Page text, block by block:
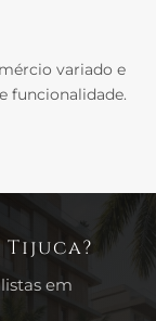
variado e
funcionalidade.
Tijuca?
em